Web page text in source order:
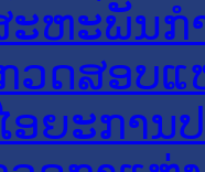
ະຫະພັນກ
ວດສອບແ
ອຍະການ